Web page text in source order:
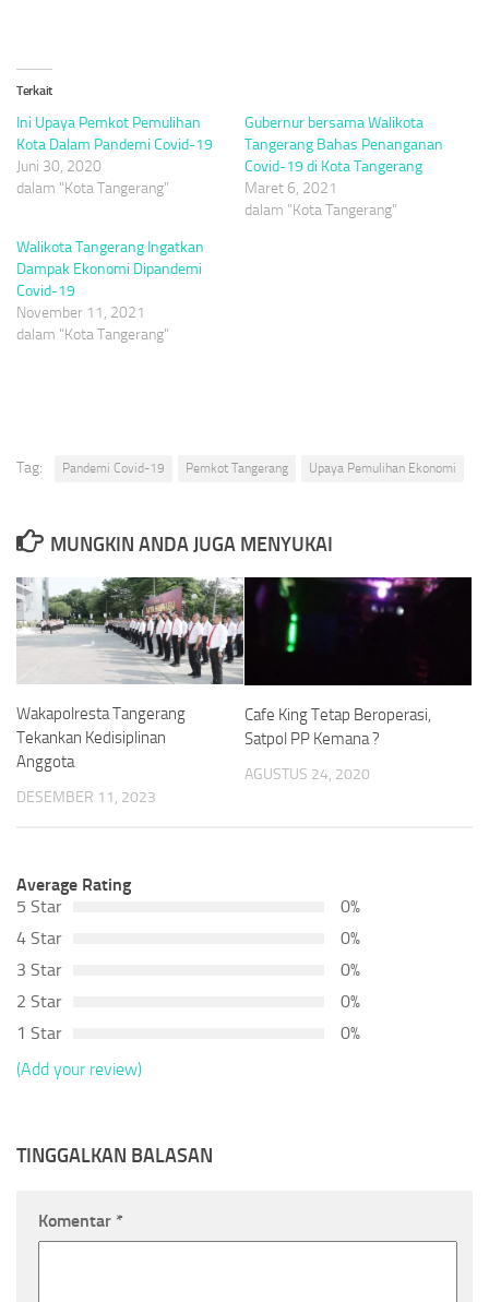
Terkait
Ini Upaya Pemkot Pemulihan
Kota Dalam Pandemi Covid-19
Juni 30, 2020
dalam "Kota Tangerang"
Gubernur bersama Walikota
Tangerang Bahas Penanganan
Covid-19 di Kota Tangerang
Maret 6, 2021
dalam "Kota Tangerang"
Walikota Tangerang Ingatkan
Dampak Ekonomi Dipandemi
Covid-19
November 11, 2021
dalam "Kota Tangerang"
Tag: Pandemi Covid-19 Pemkot Tangerang Upaya Pemulihan Ekonomi
MUNGKIN ANDA JUGA MENYUKAI
Wakapolresta Tangerang
Tekankan Kedisiplinan
Anggota
DESEMBER 11, 2023
Cafe King Tetap Beroperasi,
Satpol PP Kemana ?
AGUSTUS 24, 2020
Average Rating
5 Star
0%
4 Star
0%
3 Star
0%
2 Star
0%
1 Star
0%
(Add your review)
TINGGALKAN BALASAN
Komentar *